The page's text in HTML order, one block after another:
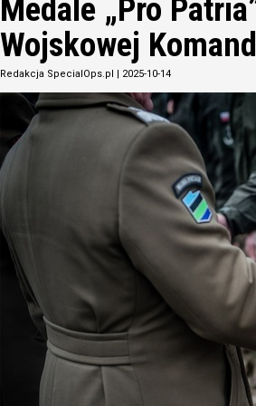
Medale „Pro
Wojskowej
Redakcja SpecialOps.pl | 2025-10-14